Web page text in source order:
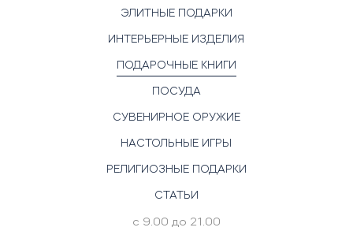
ЭЛИТНЫЕ ПОДАРКИ
ИНТЕРЬЕРНЫЕ ИЗДЕЛИЯ
ПОДАРОЧНЫЕ КНИГИ
ПОСУДА
СУВЕНИРНОЕ ОРУЖИЕ
НАСТОЛЬНЫЕ ИГРЫ
РЕЛИГИОЗНЫЕ ПОДАРКИ
СТАТЬИ
с 9.00 до 21.00